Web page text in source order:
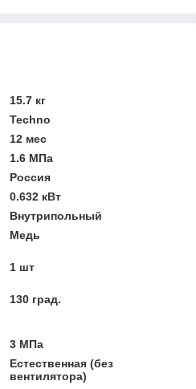
15.7 кг
Techno
12 мес
1.6 МПа
Россия
0.632 кВт
Внутрипольный
Медь
1 шт
130 град.
3 МПа
Естественная (без
вентилятора)